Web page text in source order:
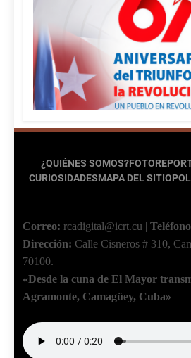
¿QUIÉNES SOMOS?
CURIOSIDADESMAPA DEL SITIO
Correo: rcadigital@icrt.cu |
Dirección: Calle Cisneros # 310,
70100.
«Desde la cuna de El Mayor
Agramonte, Camagüey, Cuba»